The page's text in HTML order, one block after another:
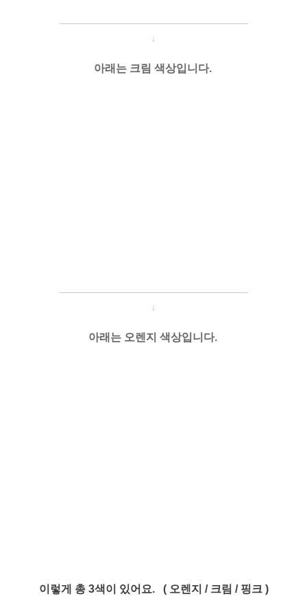
─────────────────────────
↓
아래는 크림 색상입니다.
─────────────────────────
↓
아래는 오렌지 색상입니다.
이렇게 총 3색이 있어요. ( 오렌지 / 크림 / 핑크 )